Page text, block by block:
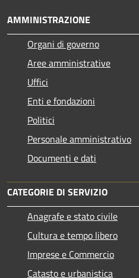
AMMINISTRAZIONE
Organi di governo
Aree amministrative
Uffici
Enti e fondazioni
Politici
Personale amministrativo
Documenti e dati
CATEGORIE DI SERVIZIO
Anagrafe e stato civile
Cultura e tempo libero
Imprese e Commercio
Catasto e urbanistica